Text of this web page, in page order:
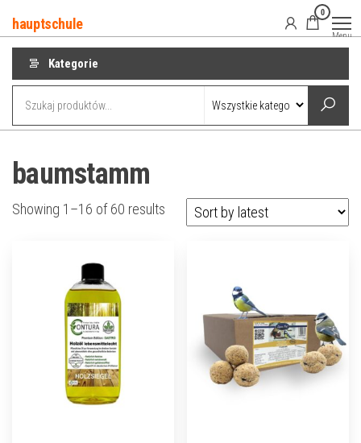
do
treści
hauptschule
0
Menu
Kategorie
baumstamm
Showing 1–16 of 60 results